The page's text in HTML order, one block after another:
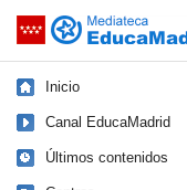
Saltar navegación
Inicio
Canal EducaMadrid
Últimos contenidos